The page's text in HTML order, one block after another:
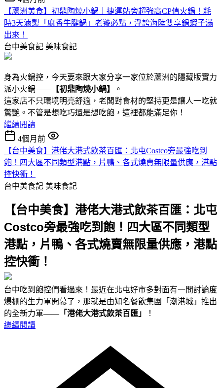
【蘆洲美食】初鼎陶燒小鍋｜捷運站旁超強高CP值火鍋！耗
時3天滷製「麻香牛腱鍋」老饕必點，浮誇海陸雙享鍋蝦子滿
出來！
台中美食記 美味食記
身為火鍋控，今天要來跟大家分享一家位於蘆洲的隱藏版實力
派小火鍋—— 【初鼎陶燒小鍋】
。
這家店不只環境明亮舒適，老闆對食材的堅持更是讓人一吃就
驚艷。不管是想吃巧還是想吃飽，這裡都能滿足你！
繼續閱讀
4個月前
【台中美食】港佬大港式飲茶百匯：北屯Costco旁最強吃到
飽！四大區不同類型港點 ，片鴨、各式燒賣無限量供應，港點
控快衝！
台中美食記 美味食記
【台中美食】港佬大港式飲茶百匯：北屯
Costco旁最強吃到飽！四大區不同類型
港點，片鴨、各式燒賣無限量供應，港點
控快衝！
台中吃到飽控們看過來！最近在北屯好市多對面有一間討論度
爆棚的生力軍開幕了，那就是由知名餐飲集團「潮港城」推出
的全新力軍—— 「港佬大港式飲茶百匯」
！
繼續閱讀